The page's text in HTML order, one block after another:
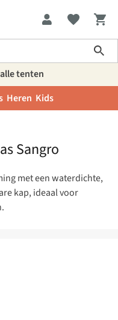
tenten
Heren Kids
Sangro
met een waterdichte,
kap, ideaal voor